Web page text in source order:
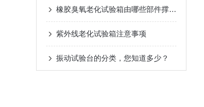
橡胶臭氧老化试验箱由哪些部件撑起？一文摸清核心架构！
紫外线老化试验箱注意事项
振动试验台的分类，您知道多少？